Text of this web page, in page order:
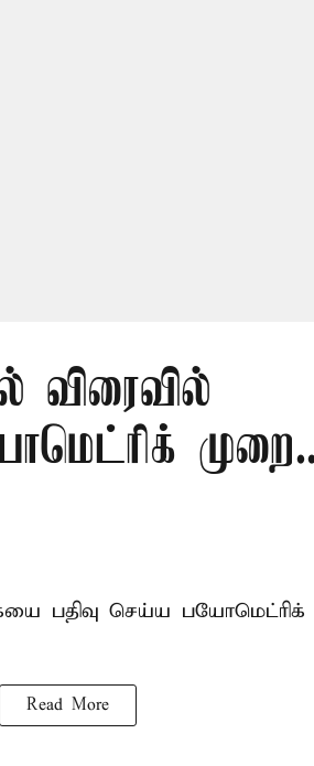
விரைவில்
பதிவு செய்ய பயோமெட்ரிக்
Read More